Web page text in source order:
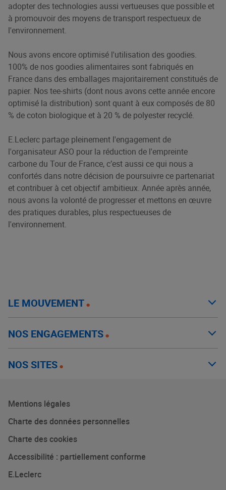
adopter des technologies aussi vertueuses que possible et
à promouvoir des moyens de transport respectueux de
l'environnement.
Nous avons encore optimisé l'utilisation des goodies.
100% de nos goodies alimentaires sont fabriqués en
France dans des emballages majoritairement constitués de
papier. Nos tee-shirts (dont nous avons cette année encore
optimisé la distribution) sont quant à eux composés de 80
% de coton biologique et à 20 % de polyester recyclé.
E.Leclerc partage pleinement l'engagement de
l'organisateur ASO pour la réduction de l'empreinte
carbone du Tour de France, c’est aussi ce qui nous a
confortés dans notre décision de poursuivre ce partenariat
et contribuer à cet objectif ambitieux. Année après année,
nous avons la volonté de progresser et mettons en œuvre
des pratiques durables, plus respectueuses de
l'environnement.
LE MOUVEMENT
NOS ENGAGEMENTS
NOS SITES
Mentions légales
Charte des données personnelles
Charte des cookies
Accessibilité : partiellement conforme
E.Leclerc